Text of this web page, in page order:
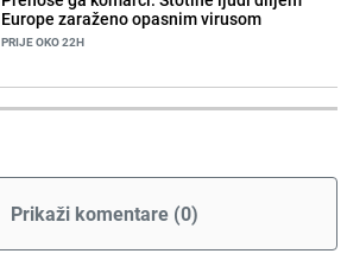
Europe zaraženo opasnim virusom
PRIJE OKO 22H
Prikaži komentare (0)